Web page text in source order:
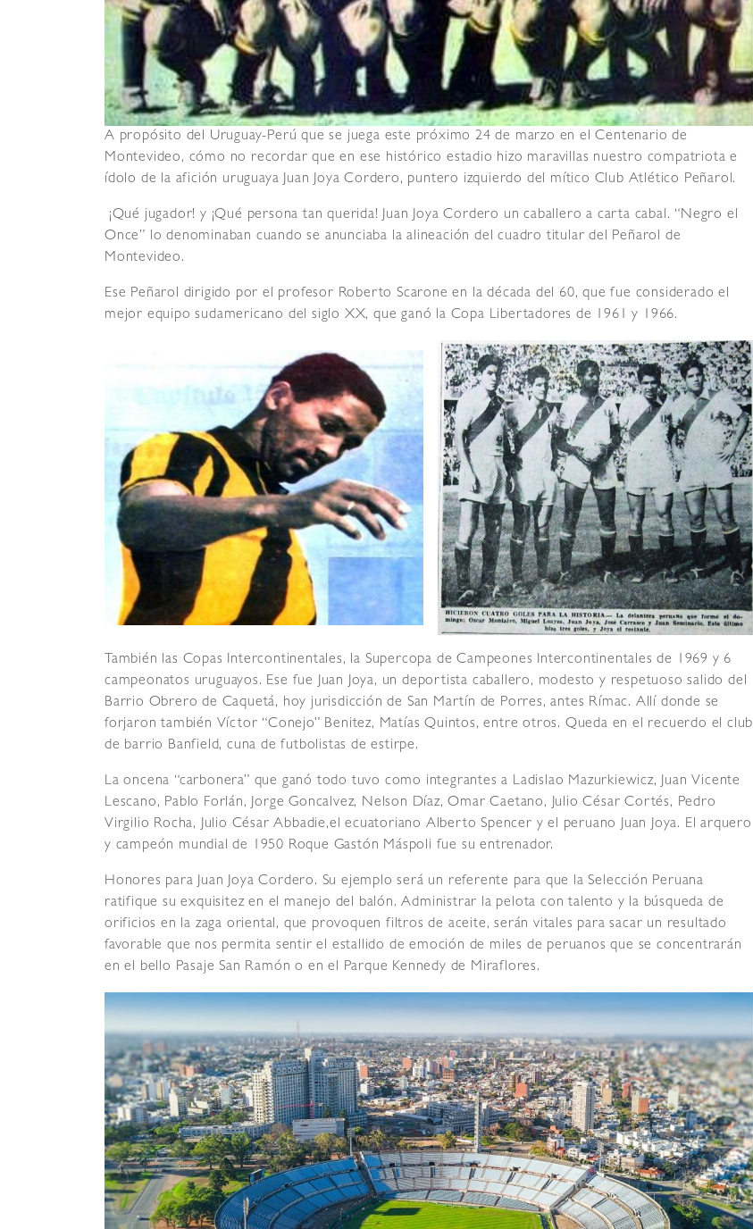
A propósito del Uruguay-Perú que se juega este próximo 24 de marzo en el Centenario de
Montevideo, cómo no recordar que en ese histórico estadio hizo maravillas nuestro compatriota e
ídolo de la afición uruguaya Juan Joya Cordero, puntero izquierdo del mítico Club Atlético Peñarol.
¡Qué jugador! y ¡Qué persona tan querida! Juan Joya Cordero un caballero a carta cabal. “Negro el
Once” lo denominaban cuando se anunciaba la alineación del cuadro titular del Peñarol de
Montevideo.
Ese Peñarol dirigido por el profesor Roberto Scarone en la década del 60, que fue considerado el
mejor equipo sudamericano del siglo XX, que ganó la Copa Libertadores de 1961 y 1966.
También las Copas Intercontinentales, la Supercopa de Campeones Intercontinentales de 1969 y 6
campeonatos uruguayos. Ese fue Juan Joya, un deportista caballero, modesto y respetuoso salido del
Barrio Obrero de Caquetá, hoy jurisdicción de San Martín de Porres, antes Rímac. Allí donde se
forjaron también Víctor “Conejo” Benitez, Matías Quintos, entre otros. Queda en el recuerdo el club
de barrio Banfield, cuna de futbolistas de estirpe.
La oncena “carbonera” que ganó todo tuvo como integrantes a Ladislao Mazurkiewicz, Juan Vicente
Lescano, Pablo Forlán, Jorge Goncalvez, Nelson Díaz, Omar Caetano, Julio César Cortés, Pedro
Virgilio Rocha, Julio César Abbadie,el ecuatoriano Alberto Spencer y el peruano Juan Joya. El arquero
y campeón mundial de 1950 Roque Gastón Máspoli fue su entrenador.
Honores para Juan Joya Cordero. Su ejemplo será un referente para que la Selección Peruana
ratifique su exquisitez en el manejo del balón. Administrar la pelota con talento y la búsqueda de
orificios en la zaga oriental, que provoquen filtros de aceite, serán vitales para sacar un resultado
favorable que nos permita sentir el estallido de emoción de miles de peruanos que se concentrarán
en el bello Pasaje San Ramón o en el Parque Kennedy de Miraflores.